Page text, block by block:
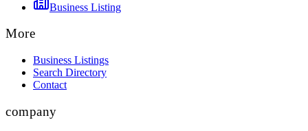
Business Listing
More
Business Listings
Search Directory
Contact
company